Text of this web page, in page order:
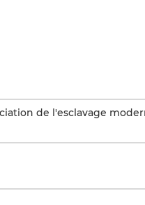
de l'esclavage